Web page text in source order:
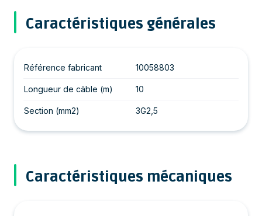
Caractéristiques générales
Référence fabricant 10058803
Longueur de câble (m) 10
Section (mm2) 3G2,5
Caractéristiques mécaniques